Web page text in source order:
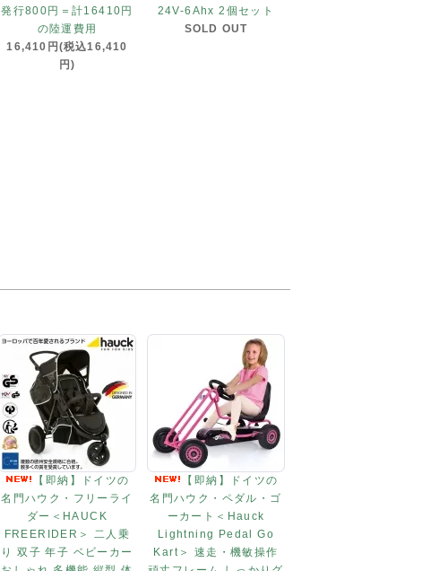
発行800円＝計16410円
の陸運費用
16,410円(税込16,410
円)
24V-6Ahx 2個セット
SOLD OUT
【即納】ドイツの
名門ハウク・フリーライ
ダー＜HAUCK
FREERIDER＞ 二人乗
り 双子 年子 ベビーカー
【即納】ドイツの
名門ハウク・ペダル・ゴ
ーカート＜Hauck
Lightning Pedal Go
Kart＞ 速走・機敏操作